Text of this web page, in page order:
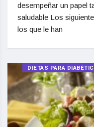
desempeñar un papel
saludable Los
los que le han
DIETAS PARA